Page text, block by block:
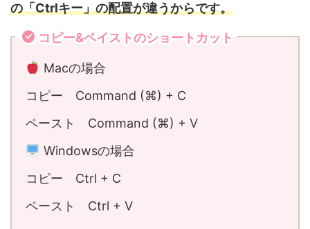
の「Ctrlキー」の配置が違うからです。
コピー&ペイストのショートカット
Macの場合
コピー Command (⌘) + C
ペースト Command (⌘) + V
Windowsの場合
コピー Ctrl + C
ペースト Ctrl + V